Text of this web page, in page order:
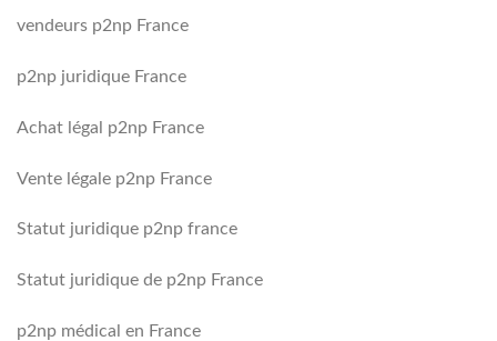
vendeurs p2np France
p2np juridique France
Achat légal p2np France
Vente légale p2np France
Statut juridique p2np france
Statut juridique de p2np France
p2np médical en France